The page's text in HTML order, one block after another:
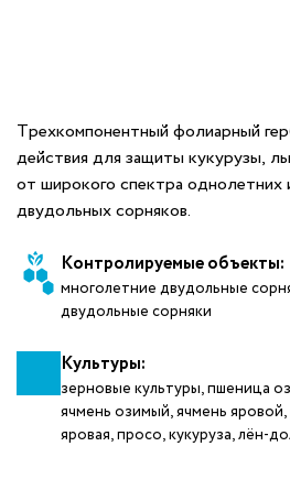
Трехкомпонентный фолиарный
действия для защиты кукурузы,
от широкого спектра однолетних
двудольных сорняков.
Контролируемые объекты:
многолетние двудольные
двудольные сорняки
Культуры:
зерновые культуры, пшеница
ячмень озимый, ячмень
яровая, просо, кукуруза, лён-